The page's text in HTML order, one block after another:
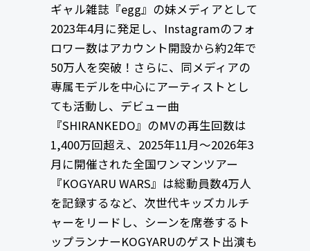
ギャル雑誌『egg』の妹メディアとして
2023年4月に発足し、Instagramのフォ
ロワー数はアカウント開設から約2年で
50万人を突破！さらに、同メディアの
専属モデルを中心にアーティストとし
ても活動し、デビュー曲
『SHIRANKEDO』のMVの再生回数は
1,400万回超え、2025年11月～2026年3
月に開催された全国ワンマンツアー
『KOGYARU WARS』は総動員数4万人
を記録するなど、次世代キッズカルチ
ャーをリードし、シーンを席巻するト
ップランナーKOGYARUのゲスト出演も